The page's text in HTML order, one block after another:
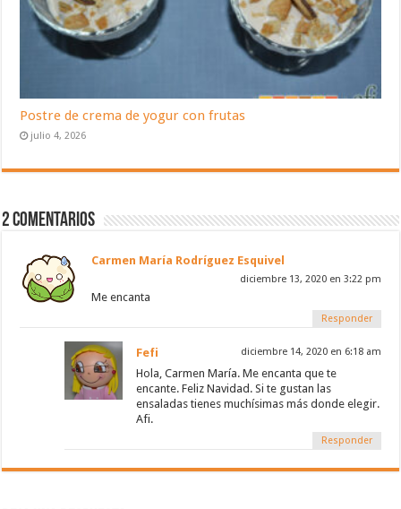
Postre de crema de yogur con frutas
julio 4, 2026
2 Comentarios
Carmen María Rodríguez Esquivel
diciembre 13, 2020 en 3:22 pm
Me encanta
Responder
Fefi diciembre 14, 2020 en 6:18 am
Hola, Carmen María. Me encanta que te
encante. Feliz Navidad. Si te gustan las
ensaladas tienes muchísimas más donde elegir.
Afi.
Responder